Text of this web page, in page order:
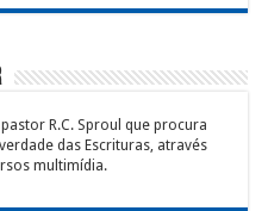
R.C. Sproul que procura
das Escrituras, através
multimídia.